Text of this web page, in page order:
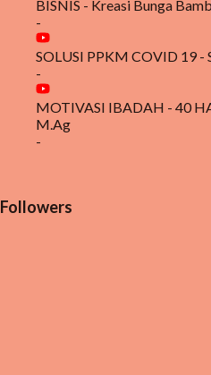
BISNIS - Kreasi Bunga
-
SOLUSI PPKM COVID 19 -
-
MOTIVASI IBADAH - 40
M.Ag
-
Followers